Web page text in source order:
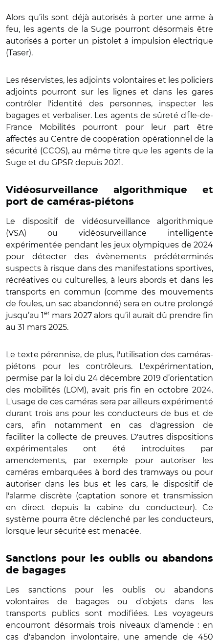
Alors qu’ils sont déjà autorisés à porter une arme à
feu, les agents de la Suge pourront désormais être
autorisés à porter un pistolet à impulsion électrique
(Taser).
Les réservistes, les adjoints volontaires et les policiers
adjoints pourront sur les lignes et dans les gares
contrôler l'identité des personnes, inspecter les
bagages et verbaliser. Les agents de sûreté d'Île-de-
France Mobilités pourront pour leur part être
affectés au Centre de coopération opérationnel de la
sécurité (CCOS), au même titre que les agents de la
Suge et du GPSR depuis 2021.
Vidéosurveillance algorithmique et
port de caméras-piétons
Le dispositif de vidéosurveillance algorithmique
(VSA) ou vidéosurveillance intelligente
expérimentée pendant les jeux olympiques de 2024
pour détecter des évènements prédéterminés
suspects à risque dans des manifestations sportives,
récréatives ou culturelles, à leurs abords et dans les
transports en commun (comme des mouvements
de foules, un sac abandonné) sera en outre prolongé
jusqu’au 1er mars 2027 alors qu’il aurait dû prendre fin
au 31 mars 2025.
Le texte pérennise, de plus, l'utilisation des caméras-
piétons pour les contrôleurs. L'expérimentation,
permise par la loi du 24 décembre 2019 d’orientation
des mobilités (LOM), avait pris fin en octobre 2024.
L'usage de ces caméras sera par ailleurs expérimenté
durant trois ans pour les conducteurs de bus et de
cars, afin notamment en cas d'agression de
faciliter
la collecte de preuves. D'autres dispositions
expérimentales ont été introduites par
amendements, par exemple pour autoriser les
caméras embarquées à bord des tramways ou pour
autoriser dans les bus et les cars, le dispositif de
l'alarme discrète (captation sonore et transmission
en direct depuis la cabine du conducteur). Ce
système pourra être déclenché par les conducteurs,
lorsque leur sécurité est menacée.
Sanctions pour les oublis ou abandons
de bagages
Les sanctions pour les oublis ou abandons
volontaires de bagages ou d’objets dans les
transports publics sont modifiées. Les voyageurs
encourront désormais trois niveaux d'amende : en
cas d'abandon involontaire, une amende de 450